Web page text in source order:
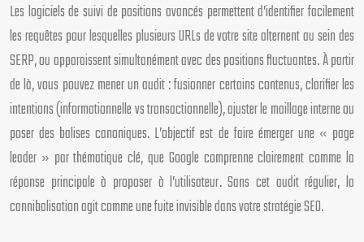
Les logiciels de suivi de positions avancés permettent d’identifier facilement
les requêtes pour lesquelles plusieurs URLs de votre site alternent au sein des
SERP, ou apparaissent simultanément avec des positions fluctuantes. À partir
de là, vous pouvez mener un audit : fusionner certains contenus, clarifier les
intentions (informationnelle vs transactionnelle), ajuster le maillage interne ou
poser des balises canoniques. L’objectif est de faire émerger une « page
leader » par thématique clé, que Google comprenne clairement comme la
réponse principale à proposer à l’utilisateur. Sans cet audit régulier, la
cannibalisation agit comme une fuite invisible dans votre stratégie SEO.